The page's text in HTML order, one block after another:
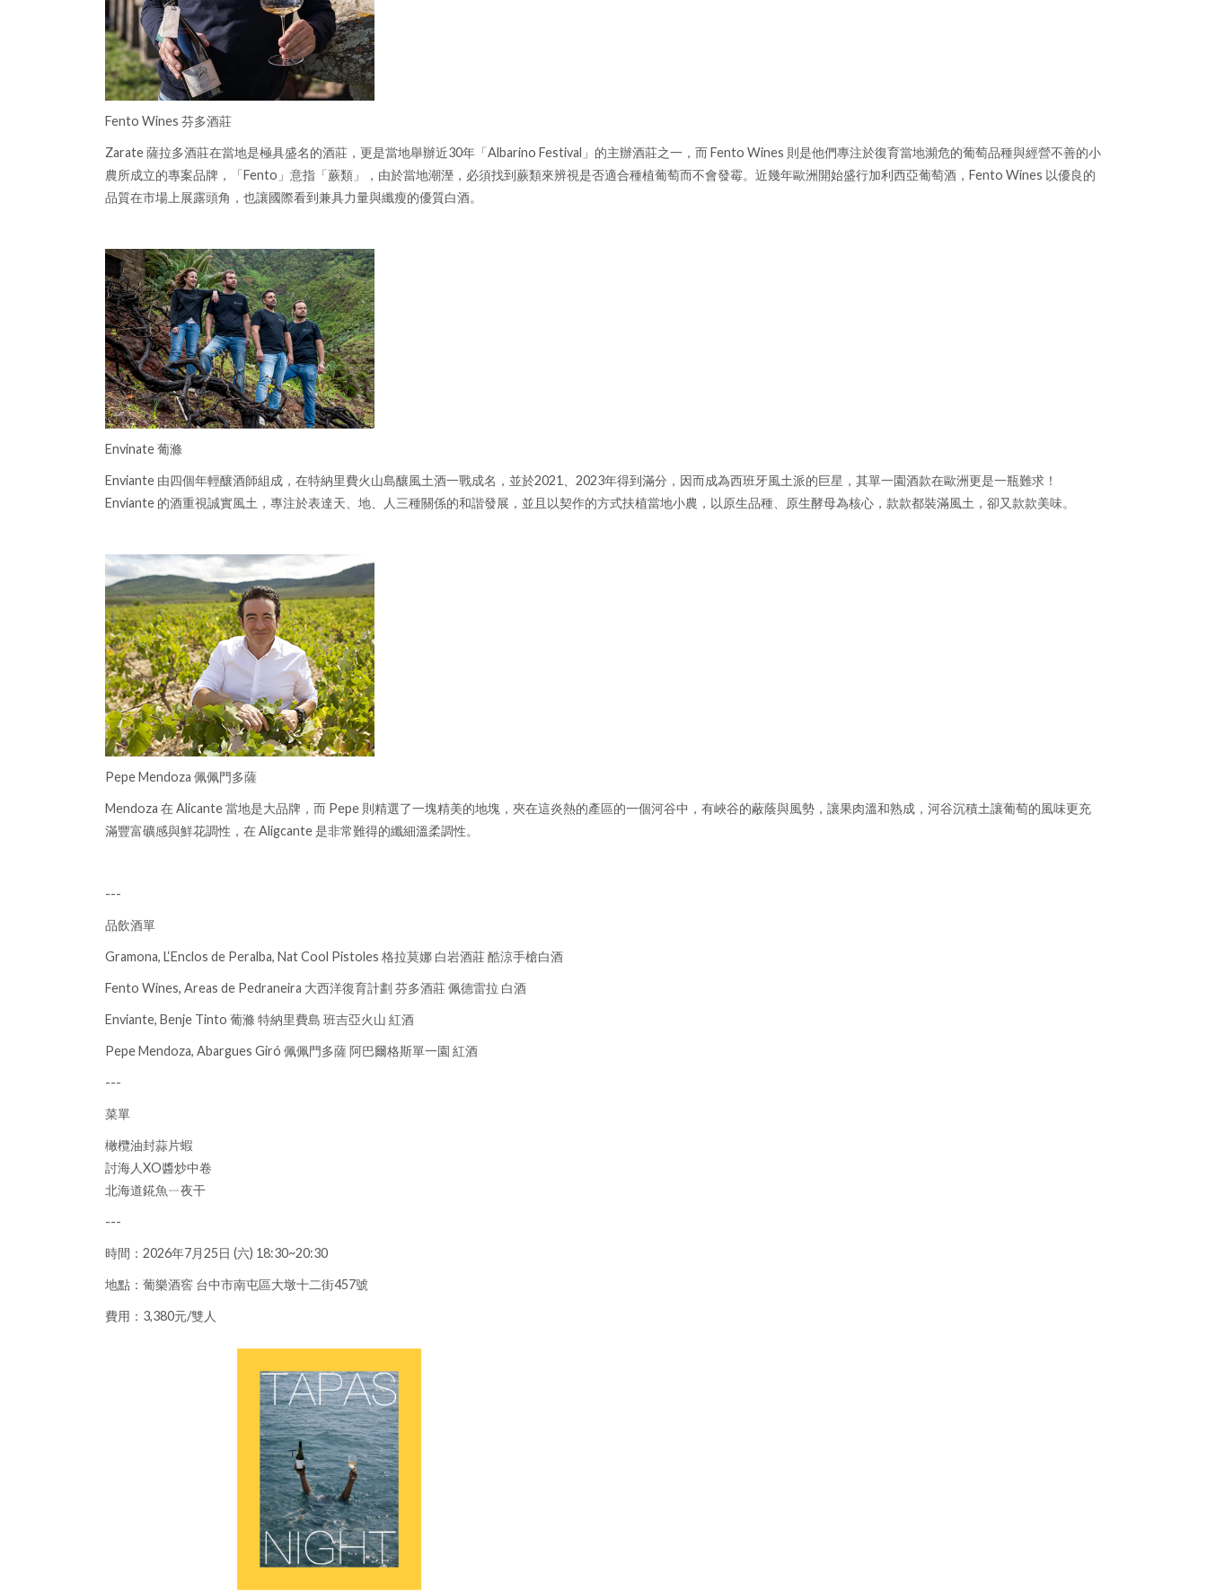
Fento Wines 芬多酒莊
Zarate 薩拉多酒莊在當地是極具盛名的酒莊，更是當地舉辦近30年「Albarino Festival」的主辦酒莊之一，而 Fento Wines 則是他們專注於復育當地瀕危的葡萄品種與經營不善的小
農所成立的專案品牌，「Fento」意指「蕨類」，由於當地潮溼，必須找到蕨類來辨視是否適合種植葡萄而不會發霉。近幾年歐洲開始盛行加利西亞葡萄酒，Fento Wines 以優良的
品質在市場上展露頭角，也讓國際看到兼具力量與纖瘦的優質白酒。
Envinate 葡滌
Enviante 由四個年輕釀酒師組成，在特納里費火山島釀風土酒一戰成名，並於2021、2023年得到滿分，因而成為西班牙風土派的巨星，其單一園酒款在歐洲更是一瓶難求！
Enviante 的酒重視誠實風土，專注於表達天、地、人三種關係的和諧發展，並且以契作的方式扶植當地小農，以原生品種、原生酵母為核心，款款都裝滿風土，卻又款款美味。
Pepe Mendoza 佩佩門多薩
Mendoza 在 Alicante 當地是大品牌，而 Pepe 則精選了一塊精美的地塊，夾在這炎熱的產區的一個河谷中，有峽谷的蔽蔭與風勢，讓果肉溫和熟成，河谷沉積土讓葡萄的風味更充
滿豐富礦感與鮮花調性，在 Aligcante 是非常難得的纖細溫柔調性。
---
品飲酒單
Gramona, L‘Enclos de Peralba, Nat Cool Pistoles 格拉莫娜 白岩酒莊 酷涼手槍白酒
Fento Wines, Areas de Pedraneira 大西洋復育計劃 芬多酒莊 佩德雷拉 白酒
Enviante, Benje Tinto 葡滌 特納里費島 班吉亞火山 紅酒
Pepe Mendoza, Abargues Giró 佩佩門多薩 阿巴爾格斯單一園 紅酒
---
菜單
橄欖油封蒜片蝦
討海人XO醬炒中卷
北海道錵魚ㄧ夜干
---
時間：2026年7月25日 (六) 18:30~20:30
地點：葡樂酒窖 台中市南屯區大墩十二街457號
費用：3,380元/雙人